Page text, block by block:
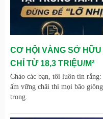
CƠ HỘI VÀNG SỞ
CHỈ TỪ 18,3 TRIỆU/M²
Chào các bạn, tôi luôn tin
ấm vững chãi thì mọi bão
trong.